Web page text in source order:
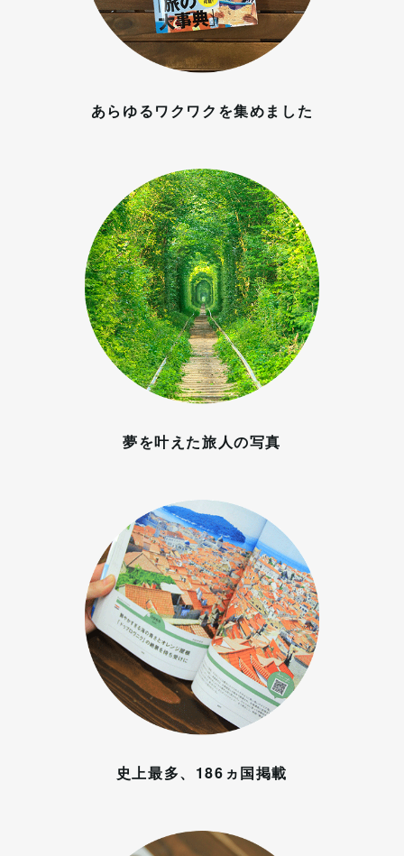
あらゆるワクワクを集めました
夢を叶えた旅人の写真
史上最多、186ヵ国掲載